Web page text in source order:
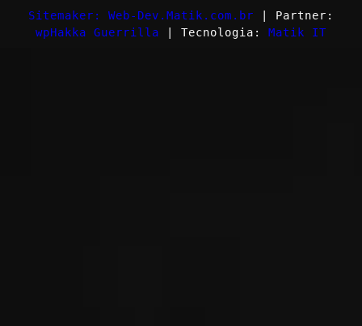
Sitemaker: Web-Dev.Matik.com.br | Partner:
wpHakka Guerrilla | Tecnologia: Matik IT